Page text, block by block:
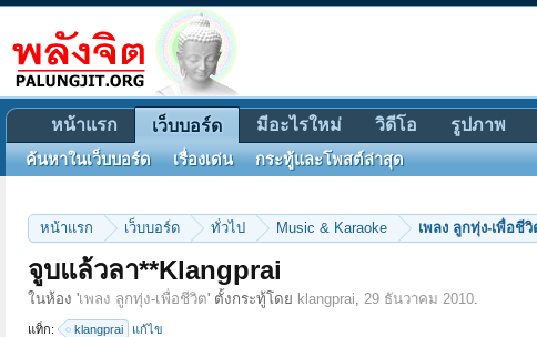
หน้าแรก เว็บบอร์ด ทั่วไป Music & Karaoke เพลง ลูกทุ่ง-เพื่อชีวิ
จูบแล้วลา**Klangprai
ในห้อง 'เพลง ลูกทุ่ง-เพื่อชีวิต' ตั้งกระทู้โดย klangprai, 29 ธันวาคม 2010.
แท็ก: klangprai แก้ไข
หน้าแรก เว็บบอร์ด
ค้นหาในเว็บบอร์ด เรื่องเด่น กระทู้และโพสต์ล่าสุด
มีอะไรใหม่ วิดีโอ รูปภาพ